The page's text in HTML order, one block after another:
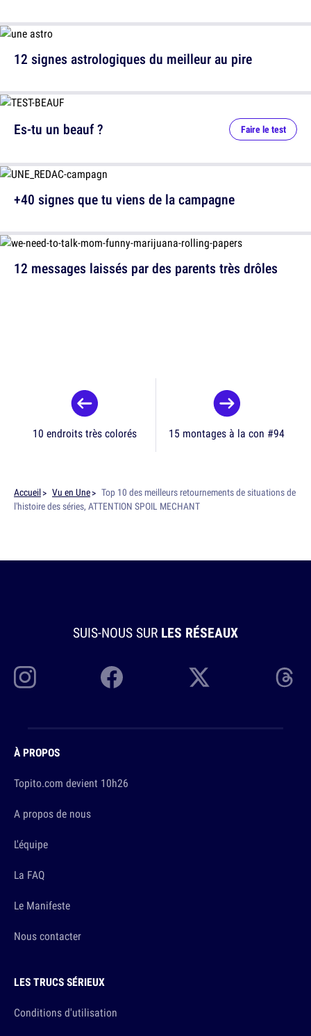
12 signes astrologiques du meilleur au pire
12 messages laissés par des parents très drôles
Es-tu un beauf ? Faire le test
+40 signes que tu viens de la campagne
10 endroits très colorés 15 montages à la con #94
Accueil Vu en Une
Top 10 des meilleurs retournements de situations de
l'histoire des séries, ATTENTION SPOIL MECHANT
SUIS-NOUS SUR LES RÉSEAUX
À PROPOS
Topito.com devient 10h26
A propos de nous
L'équipe
La FAQ
Le Manifeste
Nous contacter
LES TRUCS SÉRIEUX
Conditions d'utilisation